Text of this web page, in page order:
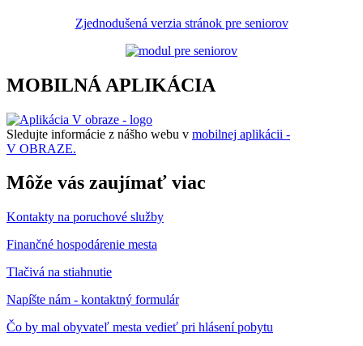
Zjednodušená verzia stránok pre seniorov
MOBILNÁ APLIKÁCIA
Sledujte informácie z nášho webu v mobilnej aplikácii -
V OBRAZE.
Môže vás zaujímať viac
Kontakty na poruchové služby
Finančné hospodárenie mesta
Tlačivá na stiahnutie
Napíšte nám - kontaktný formulár
Čo by mal obyvateľ mesta vedieť pri hlásení pobytu